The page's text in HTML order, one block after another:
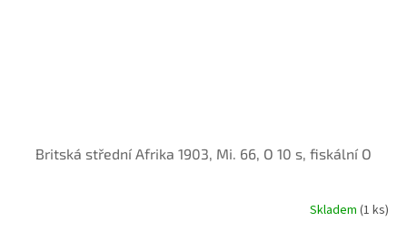
Britská střední Afrika 1903, Mi. 66, O 10 s, fiskální O
Skladem (1 ks)